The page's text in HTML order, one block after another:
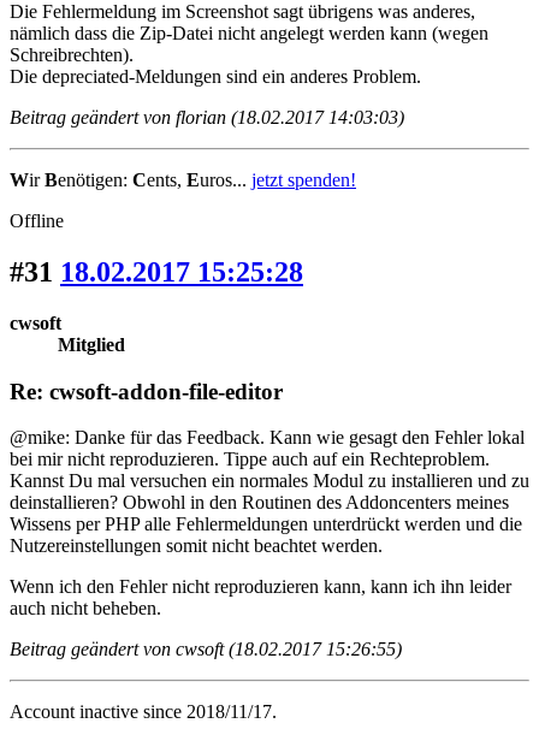
Die Fehlermeldung im Screenshot sagt übrigens was anderes,
nämlich dass die Zip-Datei nicht angelegt werden kann (wegen
Schreibrechten).
Die depreciated-Meldungen sind ein anderes Problem.
Beitrag geändert von florian (18.02.2017 14:03:03)
WirBenötigen: Cents, Euros... jetzt spenden!
Offline
#31 18.02.2017 15:25:28
cwsoft
Mitglied
Re: cwsoft-addon-file-editor
@mike: Danke für das Feedback. Kann wie gesagt den Fehler lokal
bei mir nicht reproduzieren. Tippe auch auf ein Rechteproblem.
Kannst Du mal versuchen ein normales Modul zu installieren und zu
deinstallieren? Obwohl in den Routinen des Addoncenters meines
Wissens per PHP alle Fehlermeldungen unterdrückt werden und die
Nutzereinstellungen somit nicht beachtet werden.
Wenn ich den Fehler nicht reproduzieren kann, kann ich ihn leider
auch nicht beheben.
Beitrag geändert von cwsoft (18.02.2017 15:26:55)
Account inactive since 2018/11/17.